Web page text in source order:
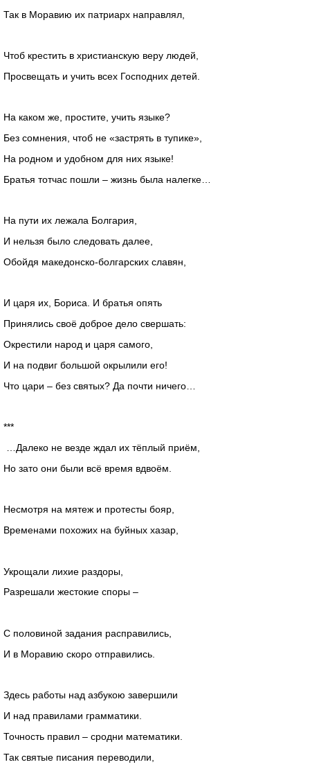
Так в Моравию их патриарх направлял,
Чтоб крестить в христианскую веру людей,
Просвещать и учить всех Господних детей.
На каком же, простите, учить языке?
Без сомнения, чтоб не «застрять в тупике»,
На родном и удобном для них языке!
Братья тотчас пошли – жизнь была налегке…
На пути их лежала Болгария,
И нельзя было следовать далее,
Обойдя македонско-болгарских славян,
И царя их, Бориса. И братья опять
Принялись своё доброе дело свершать:
Окрестили народ и царя самого,
И на подвиг большой окрылили его!
Что цари – без святых? Да почти ничего…
***
…Далеко не везде ждал их тёплый приём,
Но зато они были всё время вдвоём.
Несмотря на мятеж и протесты бояр,
Временами похожих на буйных хазар,
Укрощали лихие раздоры,
Разрешали жестокие споры –
С половиной задания расправились,
И в Моравию скоро отправились.
Здесь работы над азбукою завершили
И над правилами грамматики.
Точность правил – сродни математики.
Так святые писания переводили,